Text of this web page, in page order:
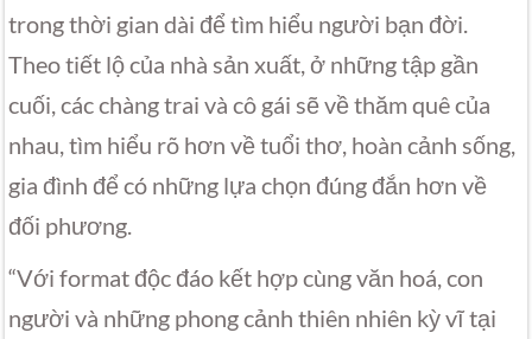
trong thời gian dài để tìm hiểu người bạn đời.
Theo tiết lộ của nhà sản xuất, ở những tập gần
cuối, các chàng trai và cô gái sẽ về thăm quê của
nhau, tìm hiểu rõ hơn về tuổi thơ, hoàn cảnh sống,
gia đình để có những lựa chọn đúng đắn hơn về
đối phương.
“Với format độc đáo kết hợp cùng văn hoá, con
người và những phong cảnh thiên nhiên kỳ vĩ tại